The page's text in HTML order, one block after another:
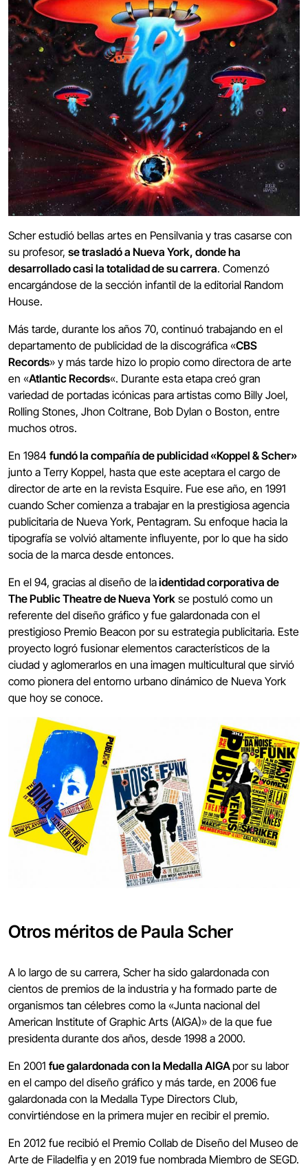
Scher estudió bellas artes en Pensilvania y tras casarse con
su profesor, se trasladó a Nueva York, donde ha
desarrollado casi la totalidad de su carrera. Comenzó
encargándose de la sección infantil de la editorial Random
House.
Más tarde, durante los años 70, continuó trabajando en el
departamento de publicidad de la discográfica «CBS
Records» y más tarde hizo lo propio como directora de arte
en «Atlantic Records«. Durante esta etapa creó gran
variedad de portadas icónicas para artistas como Billy Joel,
Rolling Stones, Jhon Coltrane, Bob Dylan o Boston, entre
muchos otros.
En 1984 fundó la compañía de publicidad «Koppel & Scher»
junto a Terry Koppel, hasta que este aceptara el cargo de
director de arte en la revista Esquire. Fue ese año, en 1991
cuando Scher comienza a trabajar en la prestigiosa agencia
publicitaria de Nueva York, Pentagram. Su enfoque hacia la
tipografía se volvió altamente influyente, por lo que ha sido
socia de la marca desde entonces.
En el 94, gracias al diseño de laidentidad corporativa de
The Public Theatre de Nueva York se postuló como un
referente del diseño gráfico y fue galardonada con el
prestigioso Premio Beacon por su estrategia publicitaria. Este
proyecto logró fusionar elementos característicos de la
ciudad y aglomerarlos en una imagen multicultural que sirvió
como pionera del entorno urbano dinámico de Nueva York
que hoy se conoce.
Otros méritos de Paula Scher
A lo largo de su carrera, Scher ha sido galardonada con
cientos de premios de la industria y ha formado parte de
organismos tan célebres como la «Junta nacional del
American Institute of Graphic Arts (AIGA)» de la que fue
presidenta durante dos años, desde 1998 a 2000.
En 2001 fue galardonada con la Medalla AIGApor su labor
en el campo del diseño gráfico y más tarde, en 2006 fue
galardonada con la Medalla Type Directors Club,
convirtiéndose en la primera mujer en recibir el premio.
En 2012 fue recibió el Premio Collab de Diseño del Museo de
Arte de Filadelfia y en 2019 fue nombrada Miembro de SEGD.